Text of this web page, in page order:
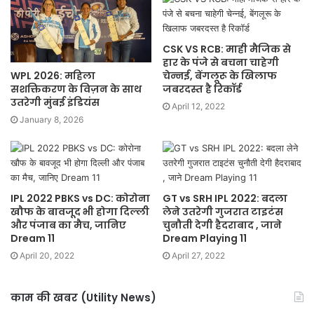
WPL 2026: महिला
सशक्तिकरण के विज़न के साथ
उतरेगी मुंबई इंडियंस
January 8, 2026
CSK VS RCB: माही मैजिक से
हार के पंजे से बचना चाहेगी
चेन्नई, बेंगलूरू के खिलाफ
जबरदस्त है रिकॉर्ड
April 12, 2022
IPL 2022 PBKS vs DC: कोरोना
खौफ के बावजूद भी होगा दिल्ली
और पंजाब का मैच, जानिए
Dream 11
April 20, 2022
GT vs SRH IPL 2022: बदला
लेने उतरेगी गुजरात टाइटंस
चुनौती देगी हैदराबाद , जाने
Dream Playing 11
April 27, 2022
काम की खबर (Utility News)